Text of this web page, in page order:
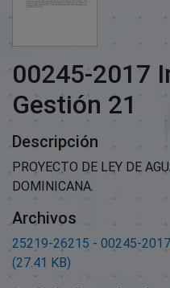
00245-2017
Gestión 21
Descripción
PROYECTO DE LEY DE
DOMINICANA.
Archivos
25219-26215 - 00245-
(27.41 KB)